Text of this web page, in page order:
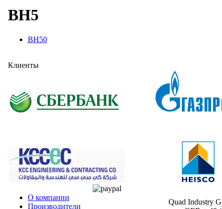
BH5
BH50
Клиенты
О компании
Производители
Quad Industry